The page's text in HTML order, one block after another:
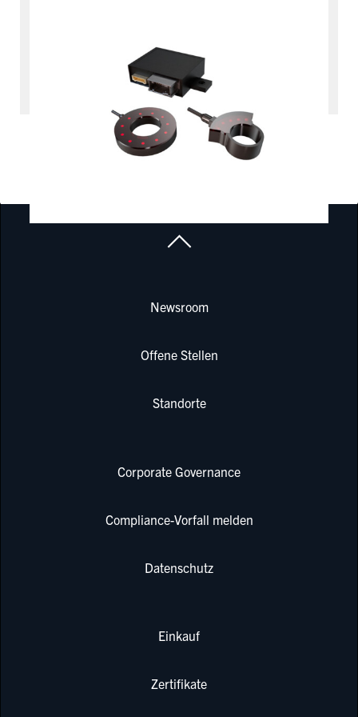
Newsroom
Offene Stellen
Standorte
Corporate Governance
Compliance-Vorfall melden
Datenschutz
Einkauf
Zertifikate